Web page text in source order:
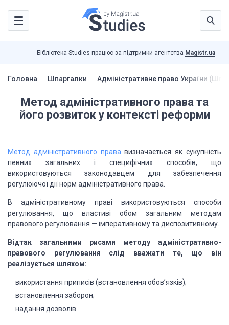
Бібліотека Studies працює за підтримки агентства Magistr.ua
Головна Шпаргалки Адміністративне право України
Метод адміністративного права та
його розвиток у контексті реформи
Метод адміністративного права визначається як сукупність
певних загальних і специфічних способів, що
використовуються законодавцем для забезпечення
регулюючої дії норм адміністративного права.
В адміністративному праві використовуються способи
регулювання, що властиві обом загальним методам
правового регулювання — імперативному та диспозитивному.
Відтак загальними рисами методу адміністративно-
правового регулювання слід вважати те, що він
реалізується шляхом:
використання приписів (встановлення обов’язків);
встановлення заборон;
надання дозволів.